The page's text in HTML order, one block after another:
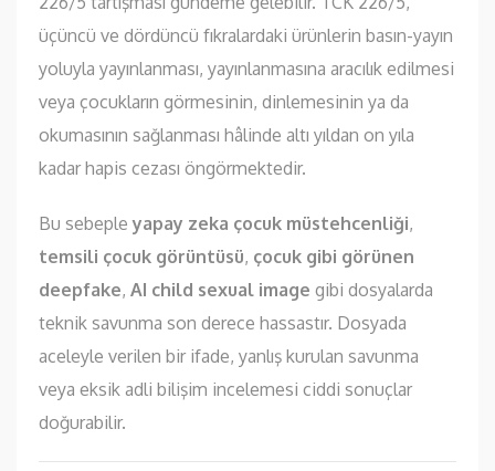
üçüncü ve dördüncü fıkralardaki ürünlerin basın-yayın
yoluyla yayınlanması, yayınlanmasına aracılık edilmesi
veya çocukların görmesinin, dinlemesinin ya da
okumasının sağlanması hâlinde altı yıldan on yıla
kadar hapis cezası öngörmektedir.
Bu sebepleyapay zeka çocuk müstehcenliği,
temsili çocuk görüntüsü, çocuk gibi görünen
deepfake, AI child sexual image gibi dosyalarda
teknik savunma son derece hassastır. Dosyada
aceleyle verilen bir ifade, yanlış kurulan savunma
veya eksik adli bilişim incelemesi ciddi sonuçlar
doğurabilir.